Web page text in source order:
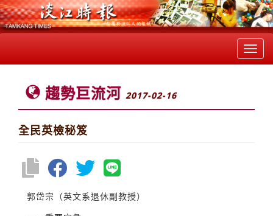
趨勢巨流河 2017-02-16
全民英檢秘笈
郭岱宗（英文系退休副教授）